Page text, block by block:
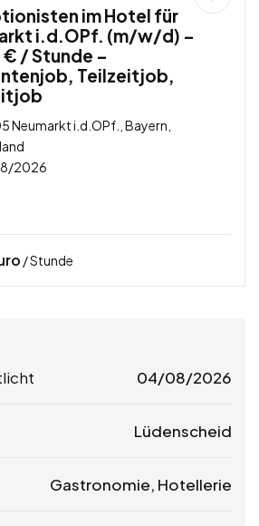
im Hotel für
i.d.OPf. (m/w/d) –
/ Stunde –
Teilzeitjob,
Neumarkt i.d.OPf., Bayern,
2026
/ Stunde
04/08/2026
Lüdenscheid
Gastronomie, Hotellerie